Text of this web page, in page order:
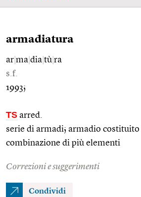
armadiatura
ar ma dia tù ra
s.f.
1993;
TS arred.
serie di armadi; armadio costituito
combinazione di più elementi
Correzioni e suggerimenti
Condividi